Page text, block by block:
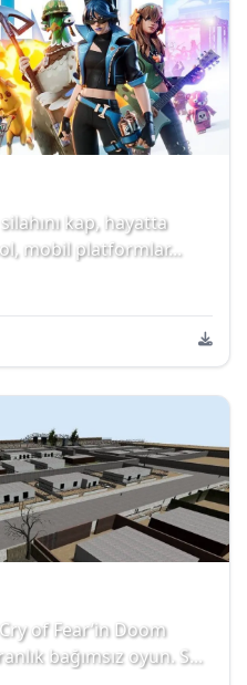
kap, hayatta
mobil platformlar...
of Fear’in Doom
bağımsız oyun. S...